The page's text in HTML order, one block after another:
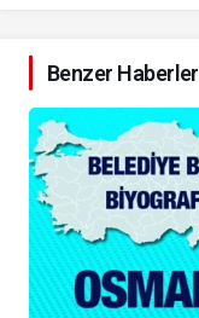
Benzer Haberler